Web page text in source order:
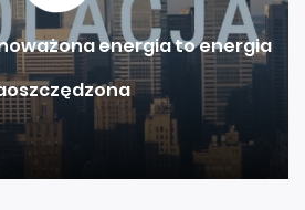
energia to energia